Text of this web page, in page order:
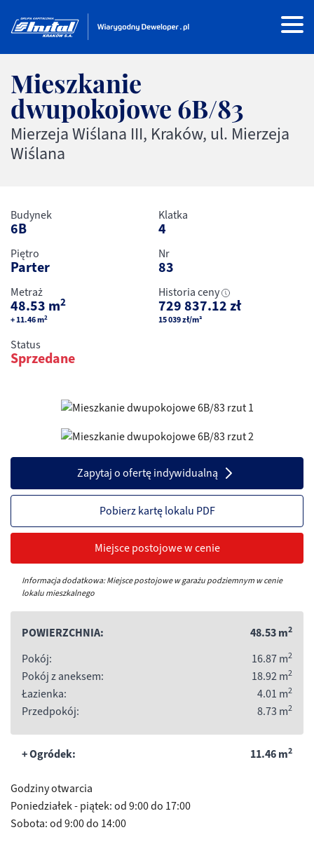
Mieszkanie
dwupokojowe 6B/83
Mierzeja Wiślana III, Kraków, ul. Mierzeja
Wiślana
Budynek
6B
Klatka
4
Piętro
Parter
Nr
83
Metraż
48.53 m2
+ 11.46m2
Historia ceny
729 837.12zł
15 039zł/m²
Status
Sprzedane
Zapytaj o ofertę indywidualną
Pobierz kartę lokalu PDF
Miejsce postojowe w cenie
Informacja dodatkowa: Miejsce postojowe w garażu podziemnym w cenie
lokalu mieszkalnego
POWIERZCHNIA: 48.53m2
Pokój: 16.87m2
Pokój z aneksem: 18.92m2
Łazienka: 4.01 m2
Przedpokój: 8.73 m2
+ Ogródek: 11.46m2
Godziny otwarcia
Poniedziałek - piątek: od 9:00 do 17:00
Sobota: od 9:00 do 14:00